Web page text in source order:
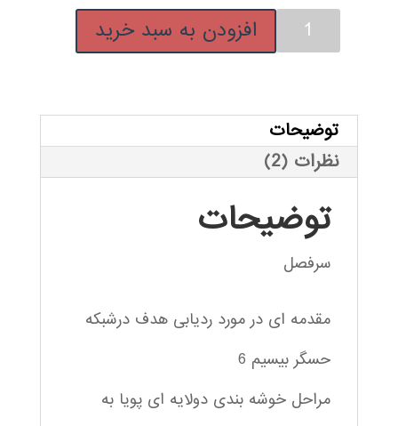
ردیابی
هدف
بیسیم
عدد
افزودن به سبد خرید
توضیحات
نظرات (2)
توضیحات
سرفصل
مقدمه ای در مورد ردیابی هدف درشبکه
حسگر بیسیم 6
مراحل خوشه بندی دولایه ای پویا به